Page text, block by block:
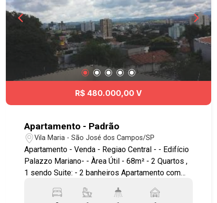
R$ 480.000,00 V
Apartamento - Padrão
Vila Maria - São José dos Campos/SP
Apartamento - Venda - Regiao Central - - Edifício
Palazzo Mariano- - Àrea Útil - 68m² - 2 Quartos ,
1 sendo Suite: - 2 banheiros Apartamento com
sendo 1 suíte - Sem armários embutidos e com